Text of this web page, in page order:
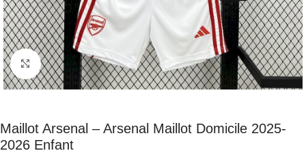
Click to enlarge
Maillot Arsenal – Arsenal Maillot Domicile 2025-
2026 Enfant